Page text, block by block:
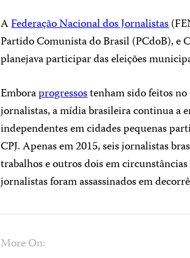
AFederação Nacional dos Jornalistas
Partido Comunista do Brasil (PCdoB), e
planejava participar das eleições
Emboraprogressostenham sido feitos
jornalistas, a mídia brasileira continua a
independentes em cidades pequenas
CPJ. Apenas em 2015, seis jornalistas
trabalhos e outros dois em
jornalistas foram assassinados em
More On: